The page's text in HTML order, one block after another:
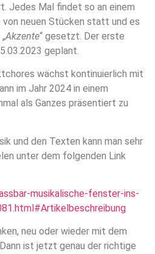
Jedes Mal findet so an einem
von neuen Stücken statt und es
Akzente“ gesetzt. Der erste
geplant.
wächst kontinuierlich mit
im Jahr 2024 in einem
als Ganzes präsentiert zu
und den Texten kann man sehr
unter dem folgenden Link
musikalische-fenster-ins-
neu oder wieder mit dem
ist jetzt genau der richtige